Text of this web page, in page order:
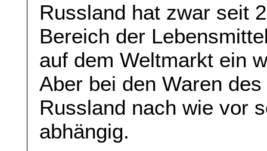
Russland hat zwar seit
Bereich der
auf dem Weltmarkt ein
Aber bei den Waren
Russland nach wie vor
abhängig.